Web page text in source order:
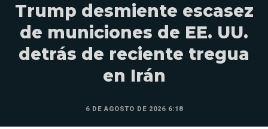
Trump desmiente escasez
de municiones de EE. UU.
detrás de reciente tregua
en Irán
6 DE AGOSTO DE 2026 6:18